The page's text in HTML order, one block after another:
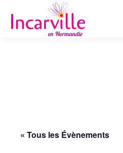
« Tous les Évènements